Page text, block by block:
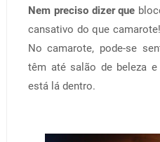
Nem preciso dizer que
cansativo do que
No camarote, pode-se
têm até salão de beleza
está lá dentro.